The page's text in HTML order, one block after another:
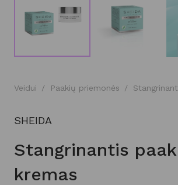
Veidui / Paakių priemonės /
SHEIDA
Stangrinantis
kremas